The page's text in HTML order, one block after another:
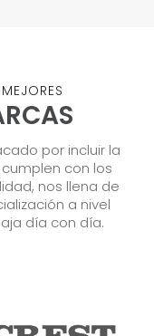
por incluir la
con los
nos llena de
a nivel
día con día.